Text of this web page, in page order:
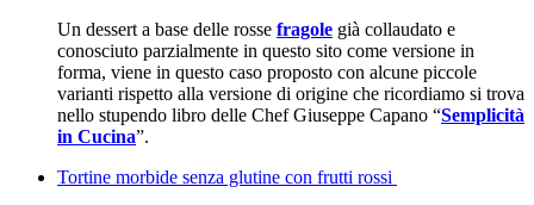
Un dessert a base delle rosse fragole già collaudato e
conosciuto parzialmente in questo sito come versione in
forma, viene in questo caso proposto con alcune piccole
varianti rispetto alla versione di origine che ricordiamo si trova
nello stupendo libro delle Chef Giuseppe Capano “Semplicità
in Cucina”.
Tortine morbide senza glutine con frutti rossi